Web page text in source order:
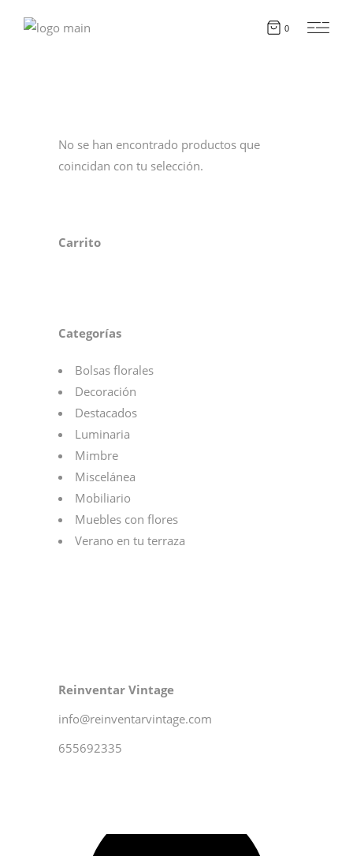
0
No se han encontrado productos que
coincidan con tu selección.
Carrito
Categorías
Bolsas florales
Decoración
Destacados
Luminaria
Mimbre
Miscelánea
Mobiliario
Muebles con flores
Verano en tu terraza
Reinventar Vintage
info@reinventarvintage.com
655692335